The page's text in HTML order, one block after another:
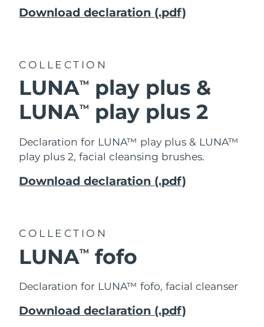
Download declaration (.pdf)
COLLECTION
LUNATM
play plus &
LUNATM play plus 2
Declaration for LUNA™ play plus & LUNA™
play plus 2, facial cleansing brushes.
Download declaration (.pdf)
COLLECTION
LUNATM fofo
Declaration for LUNA™ fofo, facial cleanser
Download declaration (.pdf)